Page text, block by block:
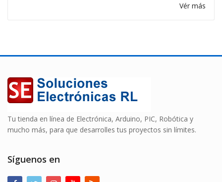
Vér más
Tu tienda en línea de Electrónica, Arduino, PIC, Robótica y
mucho más, para que desarrolles tus proyectos sin límites.
Síguenos en